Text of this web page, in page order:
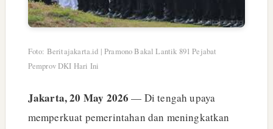
Foto: Beritajakarta.id | Pramono Bakal Lantik 891 Pejabat
Pemprov DKI Hari Ini
Jakarta, 20 May 2026 — Di tengah upaya
memperkuat pemerintahan dan meningkatkan